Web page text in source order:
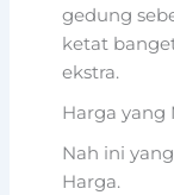
gedung
ketat
ekstra.
Harga yang
Nah ini
Harga.